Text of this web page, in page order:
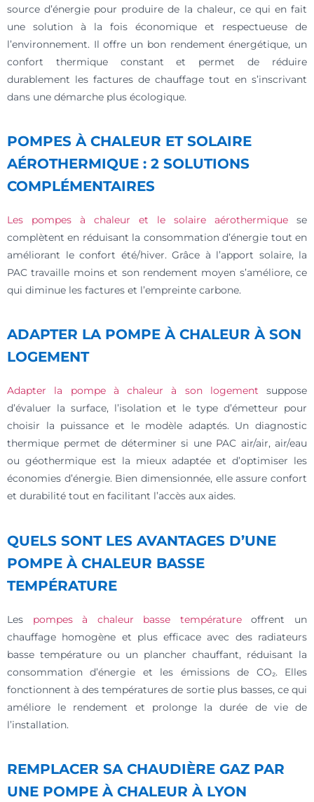
source d’énergie pour produire de la chaleur, ce qui en fait
une solution à la fois économique et respectueuse de
l’environnement. Il offre un bon rendement énergétique, un
confort thermique constant et permet de réduire
durablement les factures de chauffage tout en s’inscrivant
dans une démarche plus écologique.
POMPES À CHALEUR ET SOLAIRE
AÉROTHERMIQUE : 2 SOLUTIONS
COMPLÉMENTAIRES
Les pompes à chaleur et le solaire aérothermique se
complètent en réduisant la consommation d’énergie tout en
améliorant le confort été/hiver. Grâce à l’apport solaire, la
PAC travaille moins et son rendement moyen s’améliore, ce
qui diminue les factures et l’empreinte carbone.
ADAPTER LA POMPE À CHALEUR À SON
LOGEMENT
Adapter la pompe à chaleur à son logement suppose
d’évaluer la surface, l’isolation et le type d’émetteur pour
choisir la puissance et le modèle adaptés. Un diagnostic
thermique permet de déterminer si une PAC air/air, air/eau
ou géothermique est la mieux adaptée et d’optimiser les
économies d’énergie. Bien dimensionnée, elle assure confort
et durabilité tout en facilitant l’accès aux aides.
QUELS SONT LES AVANTAGES D’UNE
POMPE À CHALEUR BASSE
TEMPÉRATURE
Les pompes à chaleur basse températureoffrent un
chauffage homogène et plus efficace avec des radiateurs
basse température ou un plancher chauffant, réduisant la
consommation d’énergie et les émissions de CO₂. Elles
fonctionnent à des températures de sortie plus basses, ce qui
améliore le rendement et prolonge la durée de vie de
l’installation.
REMPLACER SA CHAUDIÈRE GAZ PAR
UNE POMPE À CHALEUR À LYON